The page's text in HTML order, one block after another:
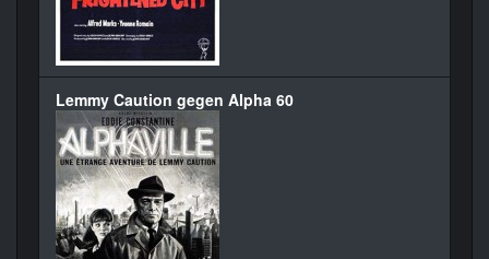
Lemmy Caution gegen Alpha 60